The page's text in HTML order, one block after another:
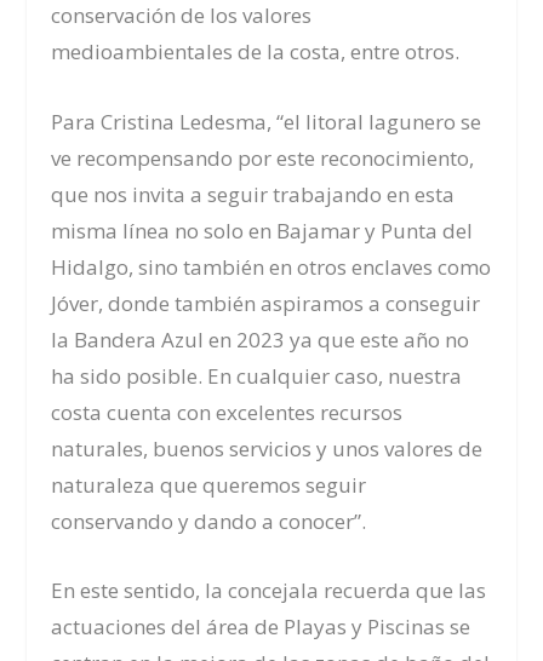
conservación de los valores
medioambientales de la costa, entre otros.
Para Cristina Ledesma, “el litoral lagunero se
ve recompensando por este reconocimiento,
que nos invita a seguir trabajando en esta
misma línea no solo en Bajamar y Punta del
Hidalgo, sino también en otros enclaves como
Jóver, donde también aspiramos a conseguir
la Bandera Azul en 2023 ya que este año no
ha sido posible. En cualquier caso, nuestra
costa cuenta con excelentes recursos
naturales, buenos servicios y unos valores de
naturaleza que queremos seguir
conservando y dando a conocer”.
En este sentido, la concejala recuerda que las
actuaciones del área de Playas y Piscinas se